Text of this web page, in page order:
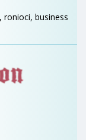
business